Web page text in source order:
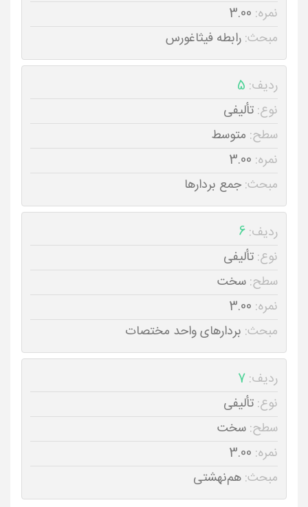
نمره: 3.00
مبحث: رابطه فیثاغورس
ردیف: 5
نوع: تألیفی
سطح: متوسط
نمره: 3.00
مبحث: جمع بردارها
ردیف: 6
نوع: تألیفی
سطح: سخت
نمره: 3.00
مبحث: بردار‌های واحد مختصات
ردیف: 7
نوع: تألیفی
سطح: سخت
نمره: 3.00
مبحث: هم‌نهشتی